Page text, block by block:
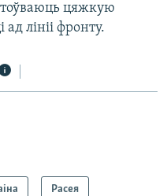
цяжкую
лініі фронту.
Расея